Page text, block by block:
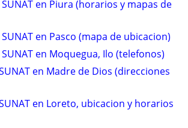
en Piura (horarios y mapas de
en Pasco (mapa de ubicacion)
en Moquegua, Ilo (telefonos)
en Madre de Dios (direcciones
en Loreto, ubicacion y horarios